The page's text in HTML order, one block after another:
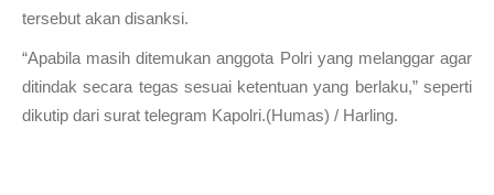
tersebut akan disanksi.
“Apabila masih ditemukan anggota Polri yang melanggar agar
ditindak secara tegas sesuai ketentuan yang berlaku,” seperti
dikutip dari surat telegram Kapolri.(Humas) / Harling.